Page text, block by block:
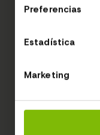
Preferencias
Estadística
Marketing